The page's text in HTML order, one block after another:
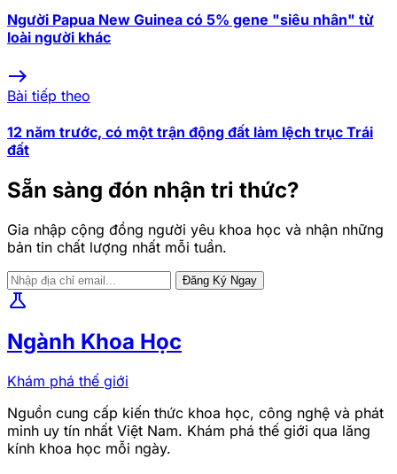
Người Papua New Guinea có 5% gene "siêu nhân" từ
loài người khác
east
Bài tiếp theo
12 năm trước, có một trận động đất làm lệch trục Trái
đất
Sẵn sàng đón nhận tri thức?
Gia nhập cộng đồng người yêu khoa học và nhận những
bản tin chất lượng nhất mỗi tuần.
Đăng Ký Ngay
science
Ngành Khoa Học
Khám phá thế giới
Nguồn cung cấp kiến thức khoa học, công nghệ và phát
minh uy tín nhất Việt Nam. Khám phá thế giới qua lăng
kính khoa học mỗi ngày.